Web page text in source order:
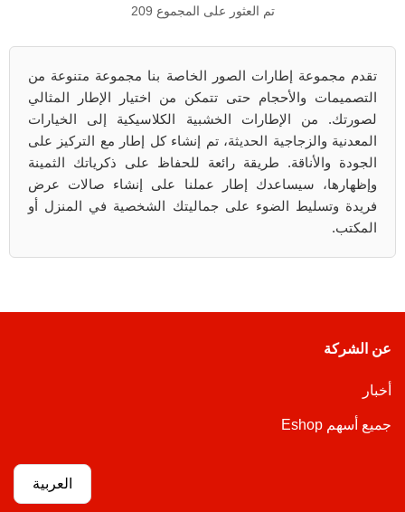
تم العثور على المجموع 209
تقدم مجموعة إطارات الصور الخاصة بنا مجموعة متنوعة من
التصميمات والأحجام حتى تتمكن من اختيار الإطار المثالي
لصورتك. من الإطارات الخشبية الكلاسيكية إلى الخيارات
المعدنية والزجاجية الحديثة، تم إنشاء كل إطار مع التركيز على
الجودة والأناقة. طريقة رائعة للحفاظ على ذكرياتك الثمينة
وإظهارها، سيساعدك إطار عملنا على إنشاء صالات عرض
فريدة وتسليط الضوء على جماليتك الشخصية في المنزل أو
المكتب.
عن الشركة
أخبار
جميع أسهم Eshop
العربية